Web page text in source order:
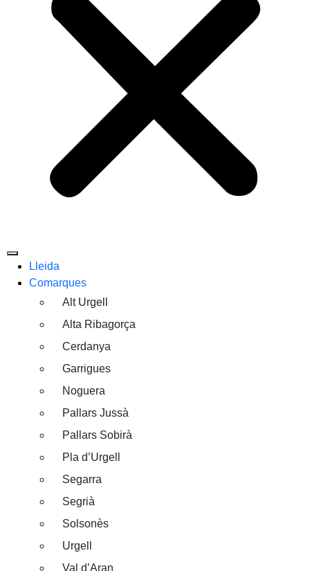
Lleida
Comarques
Alt Urgell
Alta Ribagorça
Cerdanya
Garrigues
Noguera
Pallars Jussà
Pallars Sobirà
Pla d’Urgell
Segarra
Segrià
Solsonès
Urgell
Val d’Aran